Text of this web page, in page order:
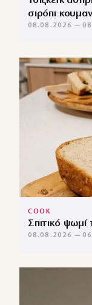
σιρόπι
08.08.2026 —
COOK
Σπιτικό
08.08.2026 —